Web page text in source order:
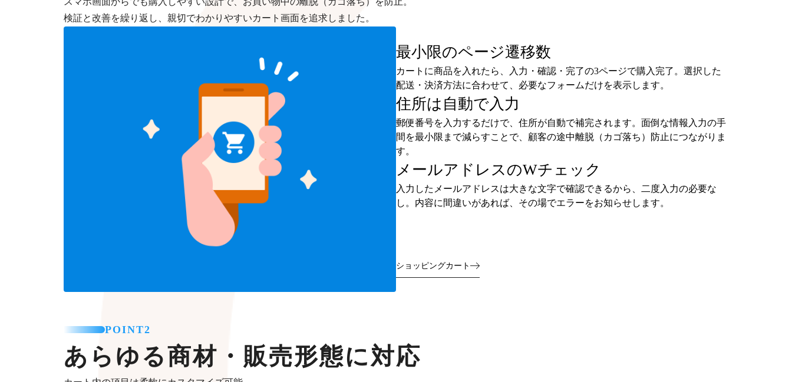
検証と改善を繰り返し、親切でわかりやすいカート画面を追求しました。
最小限のページ遷移数
カートに商品を入れたら、入力・確認・完了の3ページで購入完了。選択した
配送・決済方法に合わせて、必要なフォームだけを表示します。
住所は自動で入力
郵便番号を入力するだけで、住所が自動で補完されます。面倒な情報入力の手
間を最小限まで減らすことで、顧客の途中離脱（カゴ落ち）防止につながりま
す。
メールアドレスのWチェック
入力したメールアドレスは大きな文字で確認できるから、二度入力の必要な
し。内容に間違いがあれば、その場でエラーをお知らせします。
ショッピングカート
POINT2
あらゆる商材・販売形態に対応